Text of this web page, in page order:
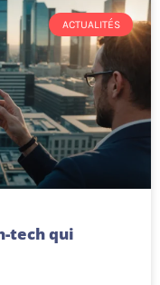
ACTUALITÉS
tech qui